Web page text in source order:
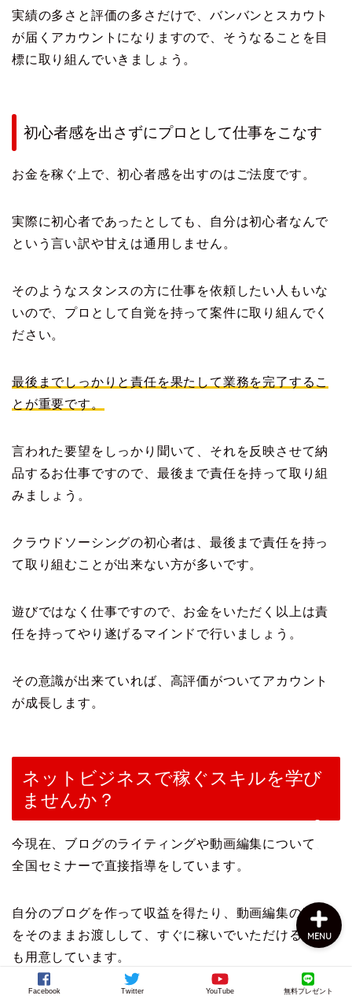
実績の多さと評価の多さだけで、バンバンとスカウト
が届くアカウントになりますので、そうなることを目
標に取り組んでいきましょう。
初心者感を出さずにプロとして仕事をこなす
お金を稼ぐ上で、初心者感を出すのはご法度です。
実際に初心者であったとしても、自分は初心者なんで
という言い訳や甘えは通用しません。
そのようなスタンスの方に仕事を依頼したい人もいな
いので、プロとして自覚を持って案件に取り組んでく
ださい。
最後までしっかりと責任を果たして業務を完了するこ
とが重要です。
言われた要望をしっかり聞いて、それを反映させて納
品するお仕事ですので、最後まで責任を持って取り組
みましょう。
クラウドソーシングの初心者は、最後まで責任を持っ
て取り組むことが出来ない方が多いです。
遊びではなく仕事ですので、お金をいただく以上は責
任を持ってやり遂げるマインドで行いましょう。
その意識が出来ていれば、高評価がついてアカウント
が成長します。
ネットビジネスで稼ぐスキルを学び
ませんか？
今現在、ブログのライティングや動画編集について、
全国セミナーで直接指導をしています。
自分のブログを作って収益を得たり、動画編集の案件
をそのままお渡しして、すぐに稼いでいただける環境
も用意しています。
Facebook Twitter YouTube 無料プレゼント
MENU
お問い合わせ